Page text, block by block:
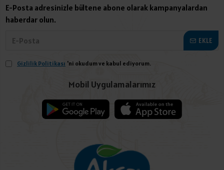
E-Posta adresinizle bültene abone olarak kampanyalardan
haberdar olun.
EKLE
Gizlilik Politikası 'ni okudum ve kabul ediyorum.
Mobil Uygulamalarımız